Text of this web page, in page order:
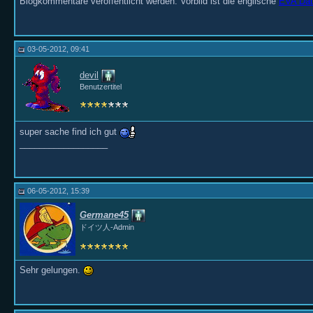
03-05-2012, 09:41
devil
Benutzertitel
super sache find ich gut
06-05-2012, 15:39
Germane45
ドイツ人-Admin
Sehr gelungen.